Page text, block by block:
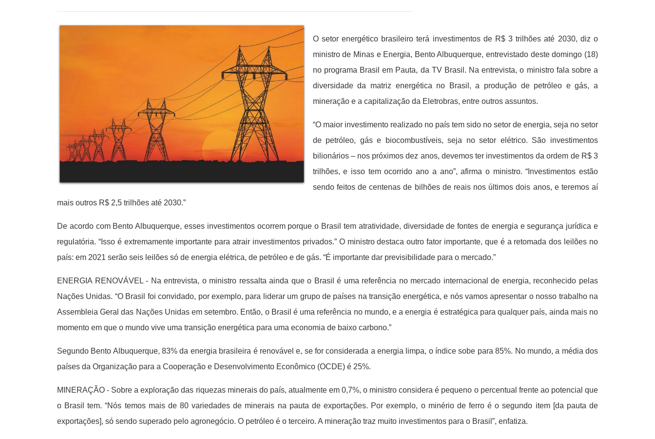
O setor energético brasileiro terá investimentos de R$ 3 trilhões até 2030, diz o
ministro de Minas e Energia, Bento Albuquerque, entrevistado deste domingo (18)
no programa Brasil em Pauta, da TV Brasil. Na entrevista, o ministro fala sobre a
diversidade da matriz energética no Brasil, a produção de petróleo e gás, a
mineração e a capitalização da Eletrobras, entre outros assuntos.
“O maior investimento realizado no país tem sido no setor de energia, seja no setor
de petróleo, gás e biocombustíveis, seja no setor elétrico. São investimentos
bilionários – nos próximos dez anos, devemos ter investimentos da ordem de R$ 3
trilhões, e isso tem ocorrido ano a ano”, afirma o ministro. “Investimentos estão
sendo feitos de centenas de bilhões de reais nos últimos dois anos, e teremos aí
mais outros R$ 2,5 trilhões até 2030.”
De acordo com Bento Albuquerque, esses investimentos ocorrem porque o Brasil tem atratividade, diversidade de fontes de energia e segurança jurídica e
regulatória. “Isso é extremamente importante para atrair investimentos privados.” O ministro destaca outro fator importante, que é a retomada dos leilões no
país: em 2021 serão seis leilões só de energia elétrica, de petróleo e de gás. “É importante dar previsibilidade para o mercado.”
ENERGIA RENOVÁVEL - Na entrevista, o ministro ressalta ainda que o Brasil é uma referência no mercado internacional de energia, reconhecido pelas
Nações Unidas. “O Brasil foi convidado, por exemplo, para liderar um grupo de países na transição energética, e nós vamos apresentar o nosso trabalho na
Assembleia Geral das Nações Unidas em setembro. Então, o Brasil é uma referência no mundo, e a energia é estratégica para qualquer país, ainda mais no
momento em que o mundo vive uma transição energética para uma economia de baixo carbono.”
Segundo Bento Albuquerque, 83% da energia brasileira é renovável e, se for considerada a energia limpa, o índice sobe para 85%. No mundo, a média dos
países da Organização para a Cooperação e Desenvolvimento Econômico (OCDE) é 25%.
MINERAÇÃO - Sobre a exploração das riquezas minerais do país, atualmente em 0,7%, o ministro considera é pequeno o percentual frente ao potencial que
o Brasil tem. “Nós temos mais de 80 variedades de minerais na pauta de exportações. Por exemplo, o minério de ferro é o segundo item [da pauta de
exportações], só sendo superado pelo agronegócio. O petróleo é o terceiro. A mineração traz muito investimentos para o Brasil”, enfatiza.